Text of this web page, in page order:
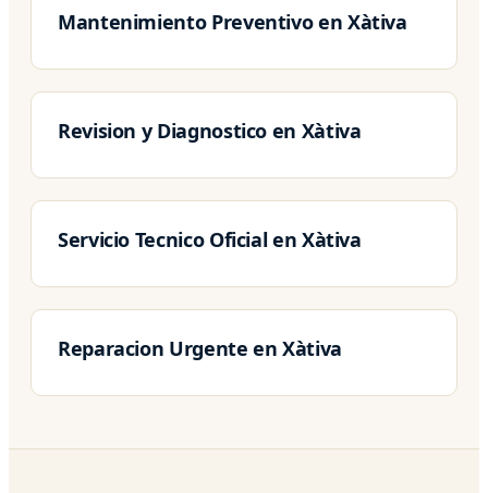
Mantenimiento Preventivo en Xàtiva
Revision y Diagnostico en Xàtiva
Servicio Tecnico Oficial en Xàtiva
Reparacion Urgente en Xàtiva